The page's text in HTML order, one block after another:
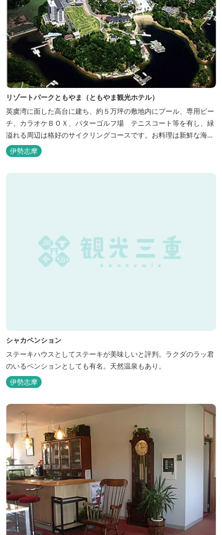
リゾートパークともやま（ともやま観光ホテル）
英虞湾に面した高台に建ち、約５万坪の敷地内にプール、専用ビー
チ、カラオケＢＯＸ、パターゴルフ場 テニスコート等を有し、緑
溢れる周辺は格好のサイクリングコースです。お料理は新鮮な海の
幸をふんだんに使用する荒磯焼、活造会席、伊勢海老残酷鍋会席、
松茸料理（秋）等グルメ志向の方に好評です。夏には野外バーベキ
ューも毎晩行ないます。
伊勢志摩
シャカペンション
ステーキハウスとしてステーキが美味しいと評判。ラクダのラッ君
のいるペンションとしても有名。天然温泉もあり。
伊勢志摩